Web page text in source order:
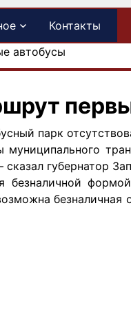
Контакты
автобусы
парк
губернатор
безналичной